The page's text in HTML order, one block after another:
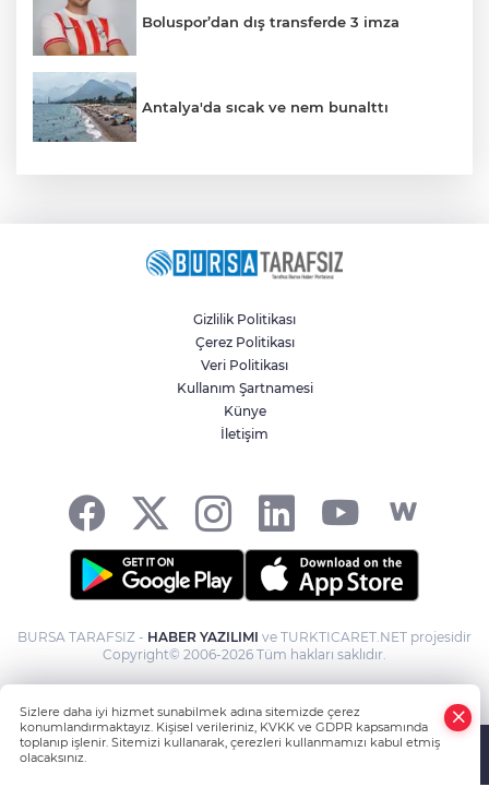
Boluspor’dan dış transferde 3 imza
Antalya'da sıcak ve nem bunalttı
Gizlilik Politikası
Çerez Politikası
Veri Politikası
Kullanım Şartnamesi
Künye
İletişim
BURSA TARAFSIZ - HABER YAZILIMI ve TURKTICARET.NET projesidir
Copyright© 2006-2026 Tüm hakları saklıdır.
Sizlere daha iyi hizmet sunabilmek adına sitemizde çerez
konumlandırmaktayız. Kişisel verileriniz, KVKK ve GDPR kapsamında
toplanıp işlenir. Sitemizi kullanarak, çerezleri kullanmamızı kabul etmiş
olacaksınız.